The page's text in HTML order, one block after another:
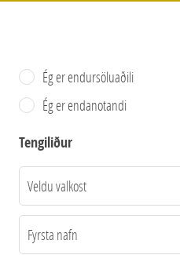
Ég er endursöluaðili
Ég er endanotandi
Tengiliður